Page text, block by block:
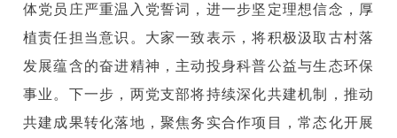
体党员庄严重温入党誓词，进一步坚定理想信念，厚
植责任担当意识。大家一致表示，将积极汲取古村落
发展蕴含的奋进精神，主动投身科普公益与生态环保
事业。下一步，两党支部将持续深化共建机制，推动
共建成果转化落地，聚焦务实合作项目，常态化开展